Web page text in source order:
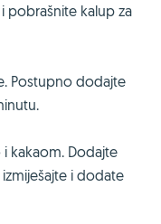
pobrašnite kalup za
Postupno dodajte
kakaom. Dodajte
i dodate